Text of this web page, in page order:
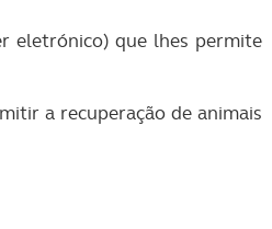
eletrónico) que lhes permite
a recuperação de animais